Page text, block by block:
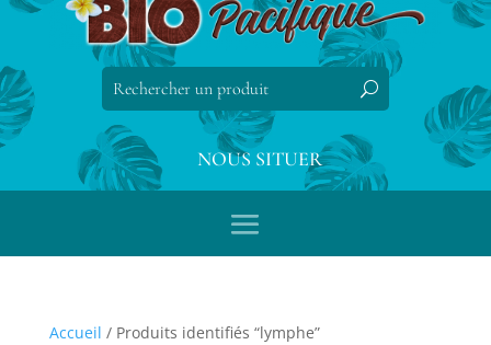
NOUS SITUER
Accueil / Produits identifiés “lymphe”